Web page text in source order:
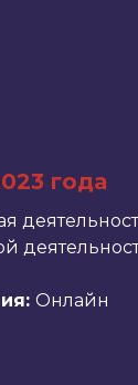
года
Онлайн